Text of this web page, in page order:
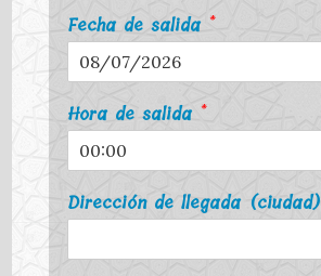
Fecha de salida *
Hora de salida *
Dirección de llegada (ciudad)